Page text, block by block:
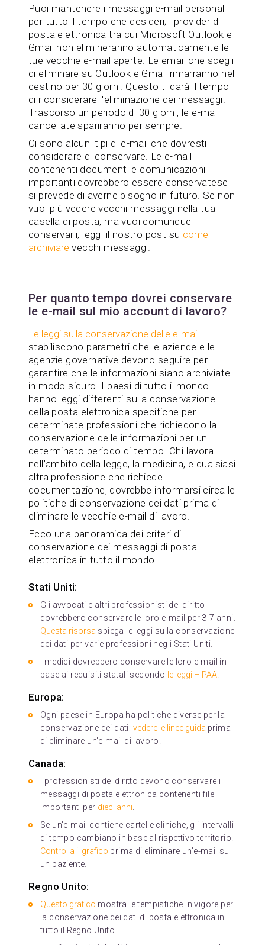
Puoi mantenere i messaggi e-mail personali
per tutto il tempo che desideri; i provider di
posta elettronica tra cui Microsoft Outlook e
Gmail non elimineranno automaticamente le
tue vecchie e-mail aperte. Le email che scegli
di eliminare su Outlook e Gmail rimarranno nel
cestino per 30 giorni. Questo ti darà il tempo
di riconsiderare l'eliminazione dei messaggi.
Trascorso un periodo di 30 giorni, le e-mail
cancellate spariranno per sempre.
Ci sono alcuni tipi di e-mail che dovresti
considerare di conservare. Le e-mail
contenenti documenti e comunicazioni
importanti dovrebbero essere conservatese
si prevede di averne bisogno in futuro. Se non
vuoi più vedere vecchi messaggi nella tua
casella di posta, ma vuoi comunque
conservarli, leggi il nostro post su come
archiviare vecchi messaggi.
Per quanto tempo dovrei conservare
le e-mail sul mio account di lavoro?
Le leggi sulla conservazione delle e-mail
stabiliscono parametri che le aziende e le
agenzie governative devono seguire per
garantire che le informazioni siano archiviate
in modo sicuro. I paesi di tutto il mondo
hanno leggi differenti sulla conservazione
della posta elettronica specifiche per
determinate professioni che richiedono la
conservazione delle informazioni per un
determinato periodo di tempo. Chi lavora
nell’ambito della legge, la medicina, e qualsiasi
altra professione che richiede
documentazione, dovrebbe informarsi circa le
politiche di conservazione dei dati prima di
eliminare le vecchie e-mail di lavoro.
Ecco una panoramica dei criteri di
conservazione dei messaggi di posta
elettronica in tutto il mondo.
Stati Uniti:
Gli avvocati e altri professionisti del diritto
dovrebbero conservare le loro e-mail per 3-7 anni.
Questa risorsa spiega le leggi sulla conservazione
dei dati per varie professioni negli Stati Uniti.
I medici dovrebbero conservare le loro e-mail in
base ai requisiti statali secondo le leggi HIPAA.
Europa:
Ogni paese in Europa ha politiche diverse per la
conservazione dei dati: vedere le linee guida prima
di eliminare un'e-mail di lavoro.
Canada:
I professionisti del diritto devono conservare i
messaggi di posta elettronica contenenti file
importanti per dieci anni.
Se un'e-mail contiene cartelle cliniche, gli intervalli
di tempo cambiano in base al rispettivo territorio.
Controlla il grafico prima di eliminare un'e-mail su
un paziente.
Regno Unito:
Questo grafico mostra le tempistiche in vigore per
la conservazione dei dati di posta elettronica in
tutto il Regno Unito.